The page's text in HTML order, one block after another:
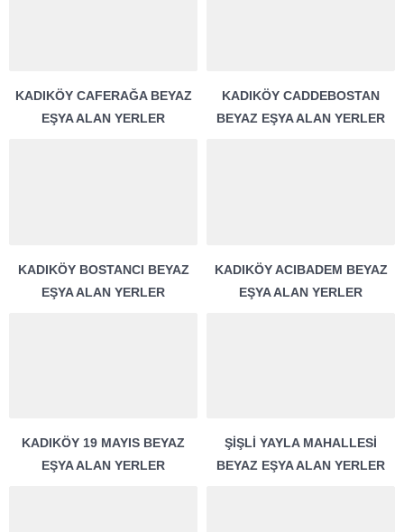
KADIKÖY CAFERAĞA BEYAZ
EŞYA ALAN YERLER
KADIKÖY CADDEBOSTAN
BEYAZ EŞYA ALAN YERLER
KADIKÖY BOSTANCI BEYAZ
EŞYA ALAN YERLER
KADIKÖY ACIBADEM BEYAZ
EŞYA ALAN YERLER
KADIKÖY 19 MAYIS BEYAZ
EŞYA ALAN YERLER
ŞIŞLI YAYLA MAHALLESI
BEYAZ EŞYA ALAN YERLER